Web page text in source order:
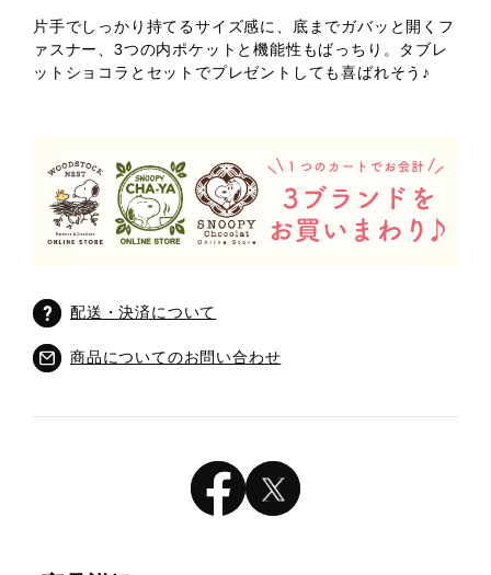
片手でしっかり持てるサイズ感に、底までガバッと開くフ
ァスナー、3つの内ポケットと機能性もばっちり。タブレ
ットショコラとセットでプレゼントしても喜ばれそう♪
配送・決済について
商品についてのお問い合わせ